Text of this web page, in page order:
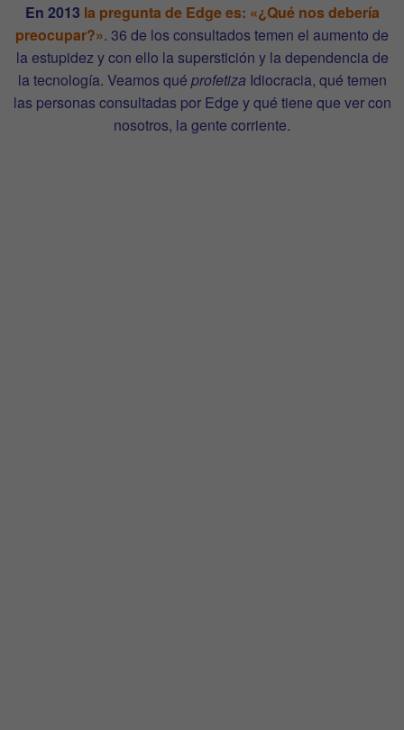
En 2013 la pregunta de Edge es: «¿Qué nos debería
preocupar?». 36 de los consultados temen el aumento de
la estupidez y con ello la superstición y la dependencia de
la tecnología. Veamos qué profetiza Idiocracia, qué temen
las personas consultadas por Edge y qué tiene que ver con
nosotros, la gente corriente.